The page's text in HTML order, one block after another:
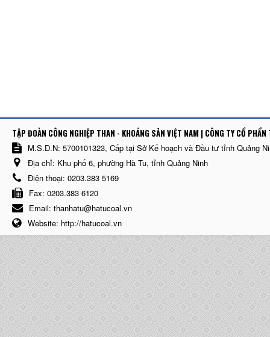
TẬP ĐOÀN CÔNG NGHIỆP THAN - KHOÁNG SẢN VIỆT NAM | CÔNG TY CỔ
M.S.D.N: 5700101323, Cấp tại Sở Kế hoạch và Đầu tư tỉnh Quảng
Địa chỉ: Khu phố 6, phường Hà Tu, tỉnh Quảng Ninh
Điện thoại: 0203.383 5169
Fax: 0203.383 6120
Email: thanhatu@hatucoal.vn
Website: http://hatucoal.vn